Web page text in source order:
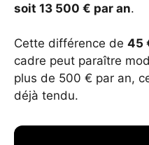
soit 13 500 € par an.
Cette différence de 45
cadre peut paraître
plus de 500 € par an,
déjà tendu.